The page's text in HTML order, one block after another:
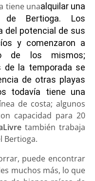
tiene unaalquilar una
Bertioga. Los
del potencial de sus
y comenzaron a
de los mismos;
de la temporada se
de otras playas
todavía tiene una
de costa; algunos
capacidad para 20
también trabaja
Bertioga.
puede encontrar
muchos más, lo que